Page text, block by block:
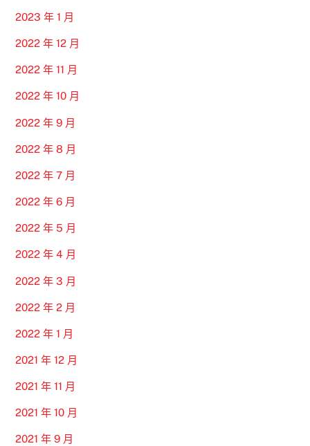
2023 年 1 月
2022 年 12 月
2022 年 11 月
2022 年 10 月
2022 年 9 月
2022 年 8 月
2022 年 7 月
2022 年 6 月
2022 年 5 月
2022 年 4 月
2022 年 3 月
2022 年 2 月
2022 年 1 月
2021 年 12 月
2021 年 11 月
2021 年 10 月
2021 年 9 月